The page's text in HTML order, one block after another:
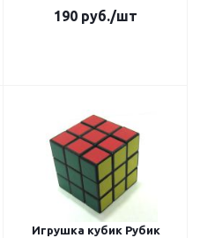
190 руб./шт
Игрушка кубик Рубик